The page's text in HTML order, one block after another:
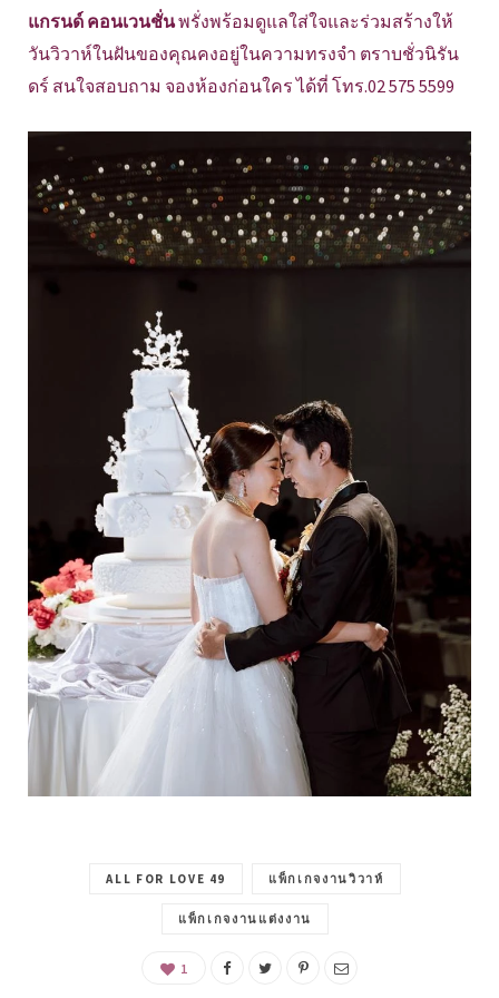
แกรนด์ คอนเวนชั่นพรั่งพร้อมดูแลใส่ใจและร่วมสร้างให้
วันวิวาห์ในฝันของคุณคงอยู่ในความทรงจำ ตราบชั่วนิรัน
ดร์ สนใจสอบถาม จองห้องก่อนใคร ได้ที่ โทร.02 575 5599
ALL FOR LOVE 49 แพ็กเกจงานวิวาห์
แพ็กเกจงานแต่งงาน
1